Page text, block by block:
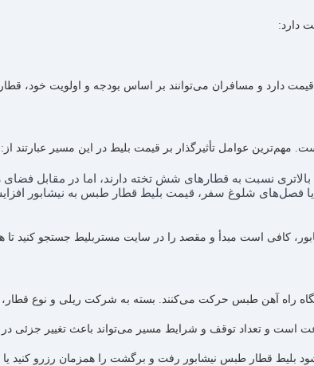
دارد:
دارد و مسافران می‌توانند بر اساس بودجه و اولویت خود، قطار
عوامل تأثیرگذار بر قیمت بلیط در این مسیر عبارتند از:
نسبت به قطارهای شش تخته دارند، اما در مقابل فضای
یا فصل‌های شلوغ سفر، قیمت بلیط قطار طبس به نیشابور
کافی است مبدأ و مقصد را در سایت مستربلیط جستجو کنید تا
راه‌ آهن طبس حرکت می‌کنند. بسته به شرکت ریلی و نوع
بلیط قطار طبس نیشابور رفت و برگشت را همزمان رزرو کنید